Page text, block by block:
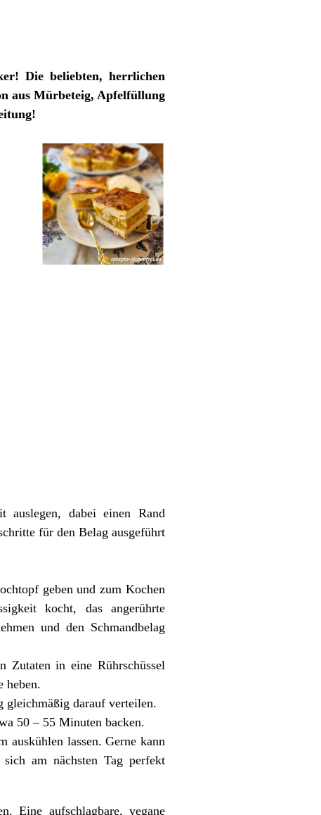
Die beliebten, herrlichen
aus Mürbeteig, Apfelfüllung
auslegen, dabei einen Rand
für den Belag ausgeführt
geben und zum Kochen
kocht, das angerührte
und den Schmandbelag
Zutaten in eine Rührschüssel
heben.
gleichmäßig darauf verteilen.
50 – 55 Minuten backen.
auskühlen lassen. Gerne kann
am nächsten Tag perfekt
Eine aufschlagbare, vegane